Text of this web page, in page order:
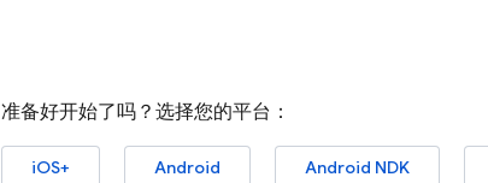
准备好开始了吗？选择您的平台：
iOS+ Android Android NDK